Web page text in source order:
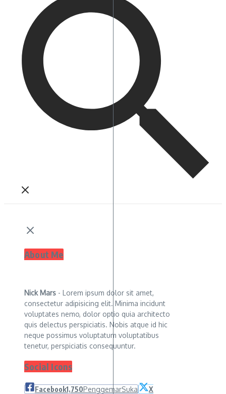
About Me
Nick Mars - Lorem ipsum dolor sit amet,
consectetur adipisicing elit. Minima incidunt
voluptates nemo, dolor optio quia architecto
quis delectus perspiciatis. Nobis atque id hic
neque possimus voluptatum voluptatibus
tenetur, perspiciatis consequuntur.
Social Icons
Facebook1,750PenggemarSuka
X